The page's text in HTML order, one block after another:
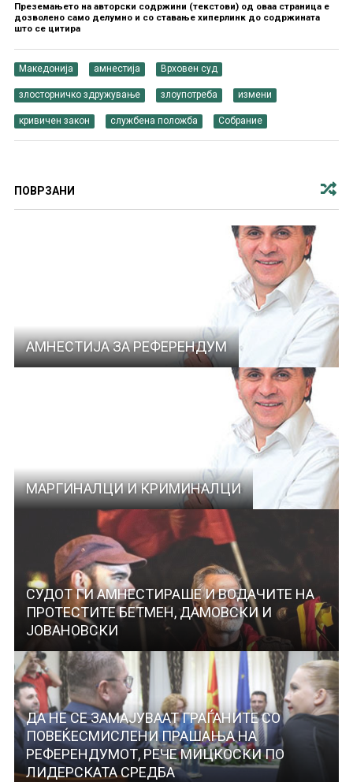
Преземањето на авторски содржини (текстови) од оваа страница е
дозволено само делумно и со ставање хиперлинк до содржината
што се цитира
Македонија амнестија Врховен суд
злосторничко здружување злоупотреба измени
кривичен закон службена положба Собрание
ПОВРЗАНИ
АМНЕСТИЈА ЗА РЕФЕРЕНДУМ
МАРГИНАЛЦИ И КРИМИНАЛЦИ
СУДОТ ГИ АМНЕСТИРАШЕ И ВОДАЧИТЕ НА
ПРОТЕСТИТЕ БЕТМЕН, ДАМОВСКИ И
ЈОВАНОВСКИ
ДА НЕ СЕ ЗАМАЈУВААТ ГРАЃАНИТЕ СО
ПОВЕЌЕСМИСЛЕНИ ПРАШАЊА НА
РЕФЕРЕНДУМОТ, РЕЧЕ МИЦКОСКИ ПО
ЛИДЕРСКАТА СРЕДБА